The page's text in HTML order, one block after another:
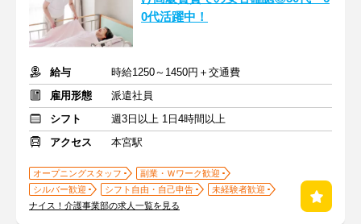
0代活躍中！
給与
時給1250～1450円＋交通費
雇用形態
派遣社員
シフト
週3日以上 1日4時間以上
アクセス
本宮駅
オープニングスタッフ
副業・Ｗワーク歓迎
シルバー歓迎
シフト自由・自己申告
未経験者歓迎
ナイス！介護事業部の求人一覧を見る